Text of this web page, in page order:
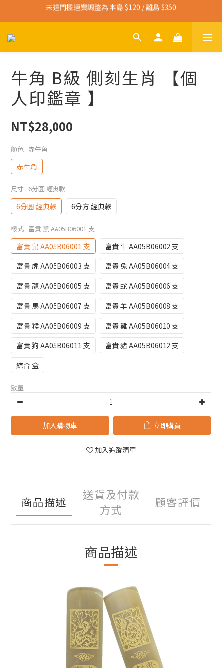
寄送免運門檻調整為 本島 $3,000 / 離島 $4,500
未達門檻運費調整為 本島 $120 / 離島 $350
寄送免運門檻調整為 本島 $3,000 / 離島 $4,500
牛角 B級 側刻生肖 【個
人印鑑章 】
NT$28,000
顏色 : 赤牛角
赤牛角
尺寸 : 6分圓 經典款
6分圓 經典款 6分方 經典款
樣式 : 富貴 鼠 AA05B06001 支
富貴 鼠 AA05B06001 支
富貴 牛 AA05B06002 支
富貴 虎 AA05B06003 支
富貴 兔 AA05B06004 支
富貴 龍 AA05B06005 支
富貴 蛇 AA05B06006 支
富貴 馬 AA05B06007 支
富貴 羊 AA05B06008 支
富貴 猴 AA05B06009 支
富貴 雞 AA05B06010 支
富貴 狗 AA05B06011 支
富貴 豬 AA05B06012 支
綜合 盒
數量
加入購物車 立即購買
加入追蹤清單
商品描述
送貨及付款
方式
顧客評價
商品描述